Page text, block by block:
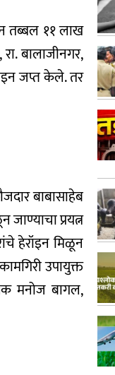
तब्बल ११ लाख
बालाजीनगर,
जप्त केले. तर
बाबासाहेब
प्रयत्न
हेरॉइन मिळून
उपायुक्त
मनोज बागल,